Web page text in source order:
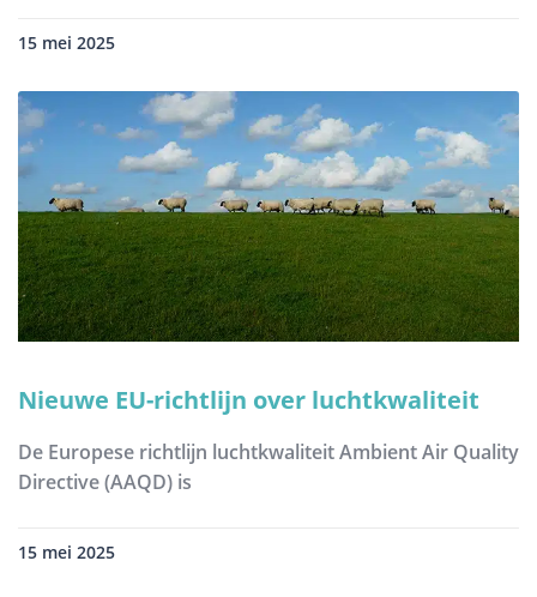
15 mei 2025
Nieuwe EU-richtlijn over luchtkwaliteit
De Europese richtlijn luchtkwaliteit Ambient Air Quality
Directive (AAQD) is
15 mei 2025